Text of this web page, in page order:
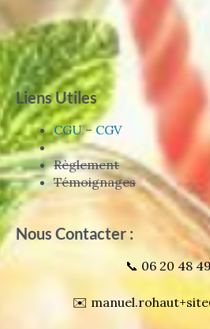
Liens Utiles
CGU–CGV
Règlement
Témoignages
Nous Contacter :
📞 06 20 48
✉️